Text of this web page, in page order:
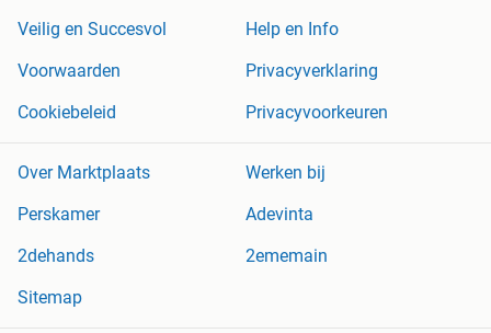
Veilig en Succesvol
Help en Info
Voorwaarden
Privacyverklaring
Cookiebeleid
Privacyvoorkeuren
Over Marktplaats
Werken bij
Perskamer
Adevinta
2dehands
2ememain
Sitemap